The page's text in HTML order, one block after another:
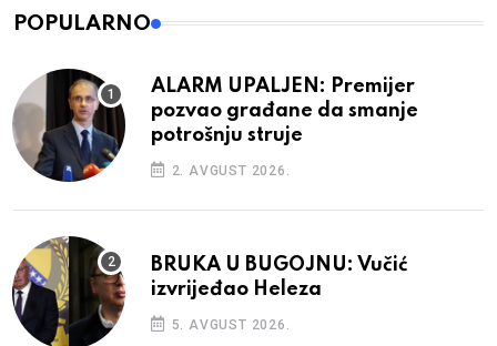
POPULARNO
ALARM UPALJEN: Premijer
pozvao građane da smanje
potrošnju struje
2. AVGUST 2026.
BRUKA U BUGOJNU: Vučić
izvrijeđao Heleza
5. AVGUST 2026.